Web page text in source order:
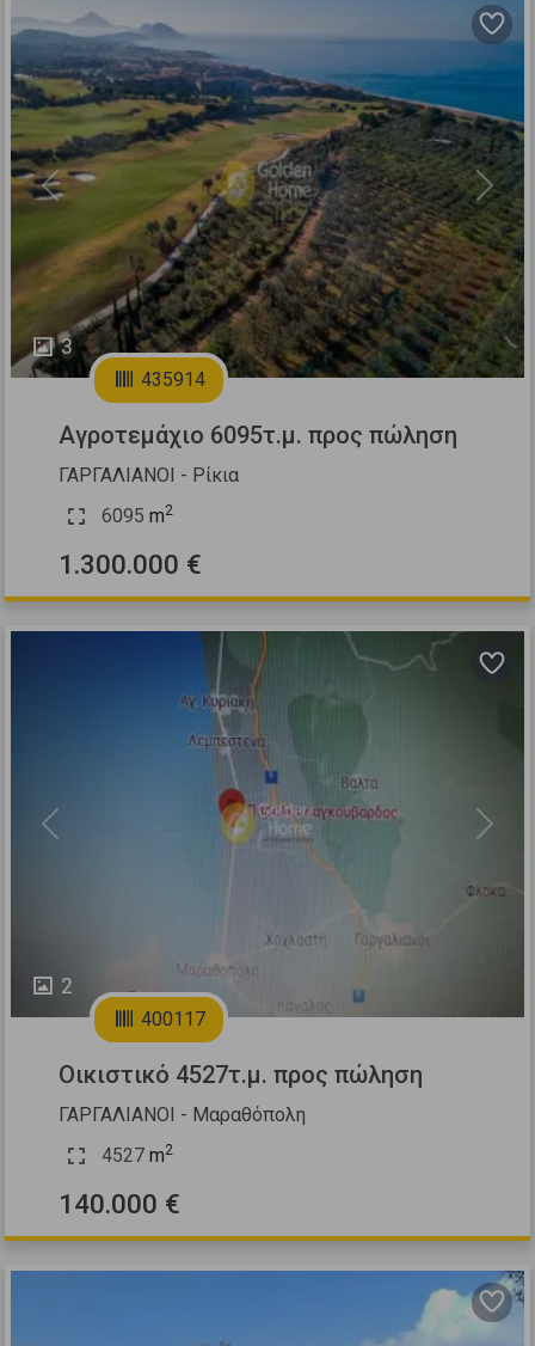
3
Previous Next
435914
Αγροτεμάχιο 6095τ.μ. προς πώληση
ΓΑΡΓΑΛΙΑΝΟΙ - Ρίκια
6095 m2
1.300.000 €
2
Previous Next
400117
Οικιστικό 4527τ.μ. προς πώληση
ΓΑΡΓΑΛΙΑΝΟΙ - Μαραθόπολη
4527 m2
140.000 €